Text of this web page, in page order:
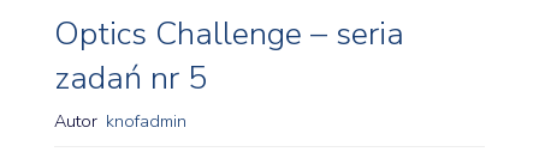
seria
ostatnia
–
Optics Challenge – seria
zadań nr 5
Autor knofadmin